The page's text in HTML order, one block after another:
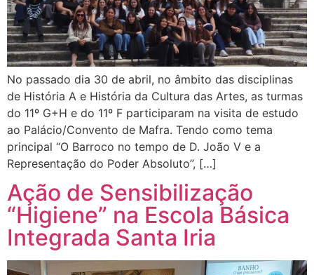
No passado dia 30 de abril, no âmbito das disciplinas
de História A e História da Cultura das Artes, as turmas
do 11º G+H e do 11º F participaram na visita de estudo
ao Palácio/Convento de Mafra. Tendo como tema
principal “O Barroco no tempo de D. João V e a
Representação do Poder Absoluto”, […]
Ação de Sensibilização
“Higiene” na Escola Básica
Integrada Santa Iria